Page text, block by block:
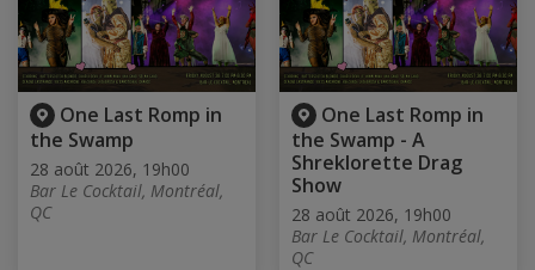
One Last Romp in
the Swamp
28 août 2026, 19h00
Bar Le Cocktail, Montréal,
QC
One Last Romp in
the Swamp - A
Shreklorette Drag
Show
28 août 2026, 19h00
Bar Le Cocktail, Montréal,
QC